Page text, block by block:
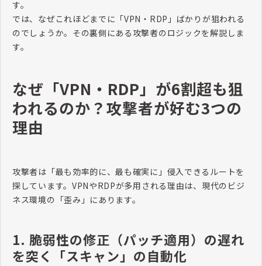
す。
では、なぜこれほどまでに「VPN・RDP」ばかりが狙われる
のでしょうか。その裏側にある攻撃者のロジックを解説しま
す。
なぜ「VPN・RDP」が6割超も狙
われるのか？攻撃者が好む3つの
理由
攻撃者は「最も効率的に、最も確実に」侵入できるルートを
探しています。VPNやRDPが多用される理由は、現代のビジ
ネス環境の「歪み」にあります。
1. 脆弱性の修正（パッチ適用）の遅れ
を突く「スキャン」の自動化